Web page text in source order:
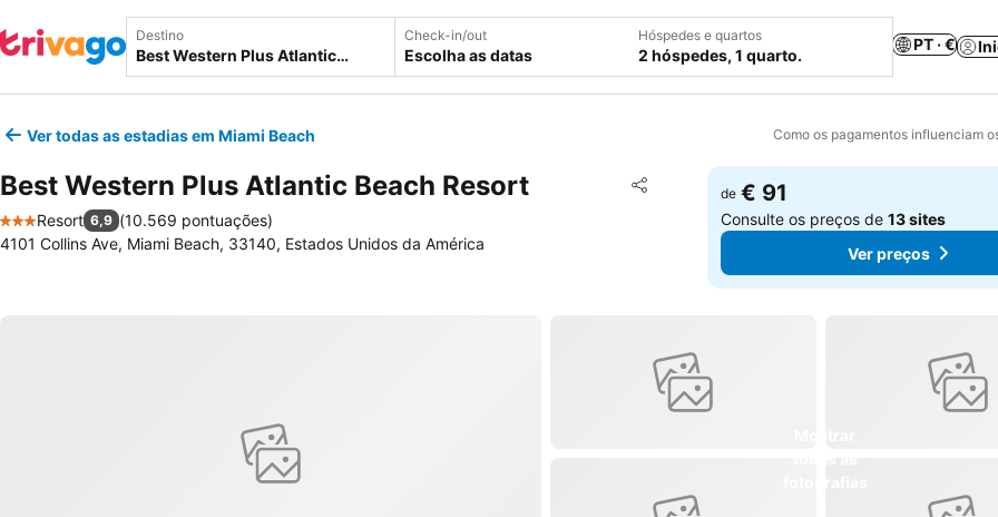
Destino Check-in/out
Escolha as datas
Hóspedes e quartos
2 hóspedes, 1 quarto.
PT · €
Ver todas as estadias em Miami Beach Como os pagamentos influenciam
Best Western Plus Atlantic Beach Resort Partilhar
Adicionar aos favoritos
3 Estrelas
Resort 6,9 (10.569 pontuações)
4101 Collins Ave, Miami Beach, 33140, Estados Unidos da América
de € 91
Consulte os preços de13 sites
Ver preços